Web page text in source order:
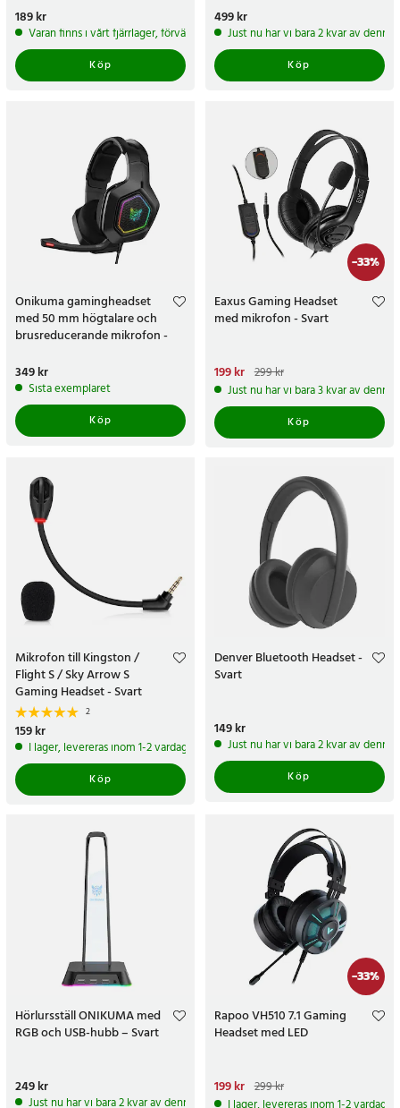
Pris:189 kr
189 kr
Varan finns i vårt fjärrlager, förväntas skickas inom 5-7 arbetsdagar
Köp
Pris:499 kr
499 kr
Just nu har vi bara 2 kvar av denna
Köp
Onikuma gamingheadset
med 50 mm högtalare och
brusreducerande mikrofon -
Pris:349 kr
349 kr
Sista exemplaret
Köp
-33%
Eaxus Gaming Headset
med mikrofon - Svart
Nuvarande pris
pris:299 kr
199 kr 299 kr
Just nu har vi bara 3 kvar av denna
Köp
Mikrofon till Kingston /
Flight S / Sky Arrow S
Gaming Headset - Svart
2
Pris:159 kr
159 kr
I lager, levereras inom 1-2 vardagar
Köp
Denver Bluetooth Headset -
Svart
Pris:149 kr
149 kr
Just nu har vi bara 2 kvar av denna
Köp
Hörlursställ ONIKUMA med
RGB och USB-hubb – Svart
Pris:249 kr
249 kr
Just nu har vi bara 2 kvar av denna produkt
-33%
Rapoo VH510 7.1 Gaming
Headset med LED
Nuvarande pris
pris:299 kr
199 kr 299 kr